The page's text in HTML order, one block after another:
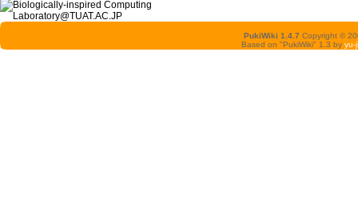
PukiWiki 1.4.7 Copyright ©
Based on "PukiWiki" 1.3 by yu-ji